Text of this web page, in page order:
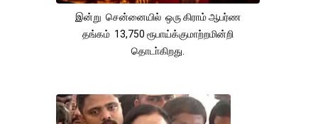
இன்று சென்னையில் ஒரு கிராம் ஆபர்ண
தங்கம் 13,750 ரூபாய்க்குமாற்றமின்றி
தொடா்கிறது.